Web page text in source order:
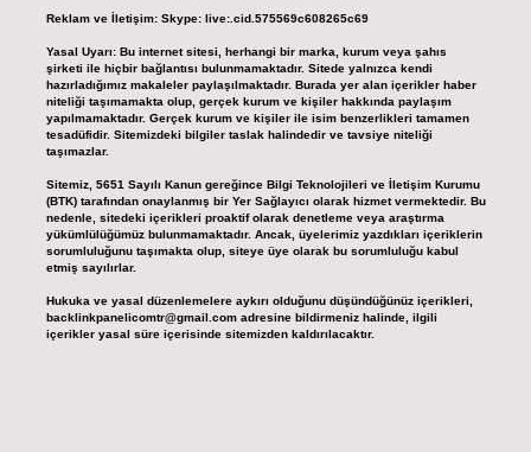
Reklam ve İletişim: Skype: live:.cid.575569c608265c69
Yasal Uyarı: Bu internet sitesi, herhangi bir marka, kurum veya şahıs
şirketi ile hiçbir bağlantısı bulunmamaktadır. Sitede yalnızca kendi
hazırladığımız makaleler paylaşılmaktadır. Burada yer alan içerikler haber
niteliği taşımamakta olup, gerçek kurum ve kişiler hakkında paylaşım
yapılmamaktadır. Gerçek kurum ve kişiler ile isim benzerlikleri tamamen
tesadüfidir. Sitemizdeki bilgiler taslak halindedir ve tavsiye niteliği
taşımazlar.
Sitemiz, 5651 Sayılı Kanun gereğince Bilgi Teknolojileri ve İletişim Kurumu
(BTK) tarafından onaylanmış bir Yer Sağlayıcı olarak hizmet vermektedir. Bu
nedenle, sitedeki içerikleri proaktif olarak denetleme veya araştırma
yükümlülüğümüz bulunmamaktadır. Ancak, üyelerimiz yazdıkları içeriklerin
sorumluluğunu taşımakta olup, siteye üye olarak bu sorumluluğu kabul
etmiş sayılırlar.
Hukuka ve yasal düzenlemelere aykırı olduğunu düşündüğünüz içerikleri,
backlinkpanelicomtr@gmail.comadresine bildirmeniz halinde, ilgili
içerikler yasal süre içerisinde sitemizden kaldırılacaktır.